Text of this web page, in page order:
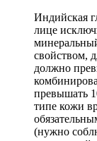
Индийская
лице
свойством,
должно
превышать
типе кожи
(нужно